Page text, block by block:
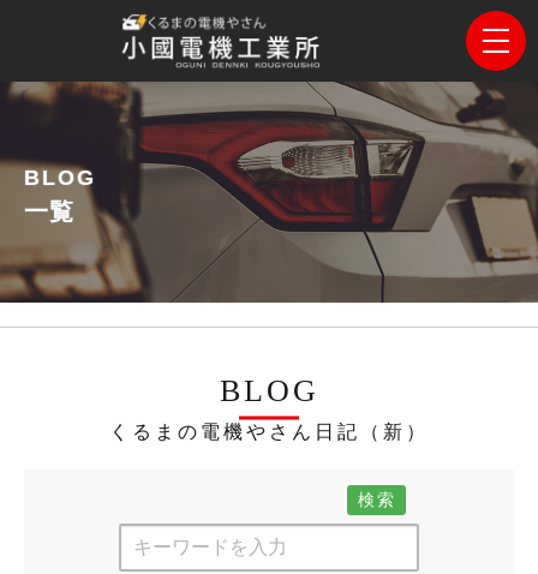
BLOG
一覧
BLOG
くるまの電機やさん日記（新）
検索